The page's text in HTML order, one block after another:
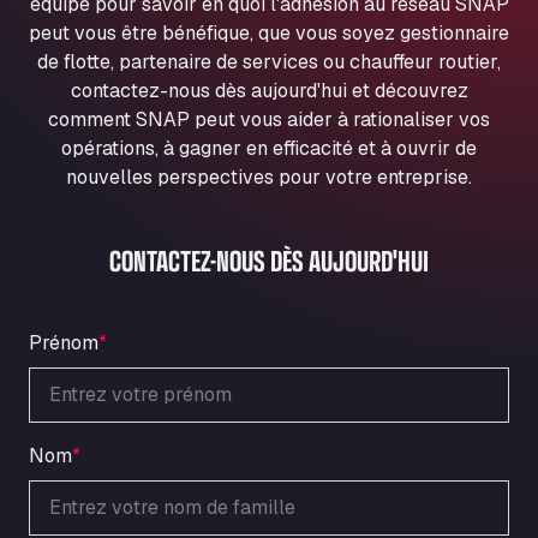
Ul. Torunska 147, 85884
Aqua Ariva GmbH
Marie-Curie-Straße 24, 68219
Aral Autohof Bockel
An der Autobahn 1, 27404
ARAL Autohof Bockenem
ARAL Autohof Merklingen
Nellinger Str. 24, 89188
Schellweilerstraße 1, 66871
ARAL Tankstelle - XXL Truckwash.de
GmbH
Obernburger Str. 127, 63811
Ardleigh South Services
a120 westbound, CO77SL
Area 47 Hermanos Rico
peut vous être bénéfique, que vous soyez gestionnaire
de flotte, partenaire de services ou chauffeur routier,
contactez-nous dès aujourd'hui et découvrez
comment SNAP peut vous aider à rationaliser vos
opérations, à gagner en efficacité et à ouvrir de
nouvelles perspectives pour votre entreprise.
CONTACTEZ-NOUS DÈS AUJOURD'HUI
Prénom*
Nom*